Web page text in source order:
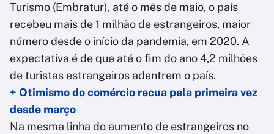
Turismo (Embratur), até o mês de maio, o país
recebeu mais de 1 milhão de estrangeiros, maior
número desde o início da pandemia, em 2020. A
expectativa é de que até o fim do ano 4,2 milhões
de turistas estrangeiros adentrem o país.
+ Otimismo do comércio recua pela primeira vez
desde março
Na mesma linha do aumento de estrangeiros no